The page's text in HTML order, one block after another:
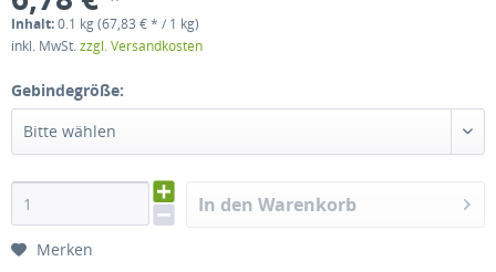
Inhalt:0.1 kg (67,83 € * / 1 kg)
inkl. MwSt.zzgl. Versandkosten
Gebindegröße:
Bitte wählen
In den Warenkorb
Merken